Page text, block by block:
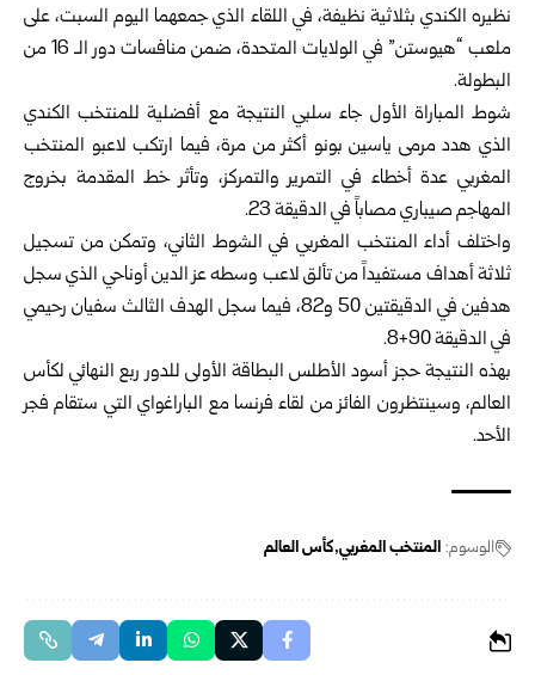
نظيره الكندي بثلاثية نظيفة، في اللقاء الذي جمعهما اليوم السبت، على
ملعب “هيوستن” في الولايات المتحدة، ضمن منافسات دور الـ 16 من
البطولة.
شوط المباراة الأول جاء سلبي النتيجة مع أفضلية للمنتخب الكندي
الذي هدد مرمى ياسين بونو أكثر من مرة، فيما ارتكب لاعبو المنتخب
المغربي عدة أخطاء في التمرير والتمركز، وتأثر خط المقدمة بخروج
المهاجم صيباري مصاباً في الدقيقة 23.
واختلف أداء المنتخب المغربي في الشوط الثاني، وتمكن من تسجيل
ثلاثة أهداف مستفيداً من تألق لاعب وسطه عز الدين أوناحي الذي سجل
هدفين في الدقيقتين 50 و82، فيما سجل الهدف الثالث سفيان رحيمي
في الدقيقة 90+8.
بهذه النتيجة حجز أسود الأطلس البطاقة الأولى للدور ربع النهائي لكأس
العالم، وسينتظرون الفائز من لقاء فرنسا مع الباراغواي التي ستقام فجر
الأحد.
الوسوم: المنتخب المغربي كأس العالم